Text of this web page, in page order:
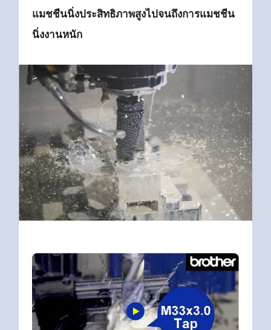
แมชชีนนิ่งประสิทธิภาพสูงไปจนถึงการแมชชีน
นิ่งงานหนัก